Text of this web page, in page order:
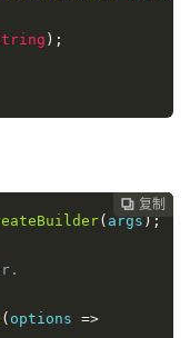
);
 复制
 复制
 复制
 复制
( args );
( options =>